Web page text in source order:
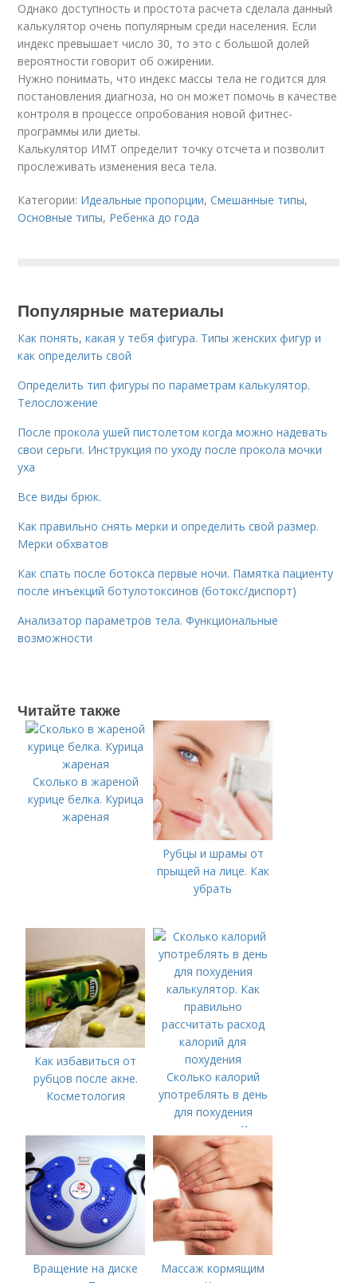
Однако доступность и простота расчета сделала данный
калькулятор очень популярным среди населения. Если
индекс превышает число 30, то это с большой долей
вероятности говорит об ожирении.
Нужно понимать, что индекс массы тела не годится для
постановления диагноза, но он может помочь в качестве
контроля в процессе опробования новой фитнес-
программы или диеты.
Калькулятор ИМТ определит точку отсчета и позволит
прослеживать изменения веса тела.
Категории: Идеальные пропорции,Смешанные типы,
Основные типы, Ребенка до года
Популярные материалы
Как понять, какая у тебя фигура. Типы женских фигур и
как определить свой
Определить тип фигуры по параметрам калькулятор.
Телосложение
После прокола ушей пистолетом когда можно надевать
свои серьги. Инструкция по уходу после прокола мочки
уха
Все виды брюк.
Как правильно снять мерки и определить свой размер.
Мерки обхватов
Как спать после ботокса первые ночи. Памятка пациенту
после инъекций ботулотоксинов (ботокс/диспорт)
Анализатор параметров тела. Функциональные
возможности
Читайте также
Сколько в жареной
курице белка. Курица
жареная
Рубцы и шрамы от
прыщей на лице. Как
убрать
Как избавиться от
рубцов после акне.
Косметология
Сколько калорий
употреблять в день
для похудения
калькулятор. Как
правильно
рассчитать расход
калорий для
похудения
Вращение на диске
Массаж кормящим